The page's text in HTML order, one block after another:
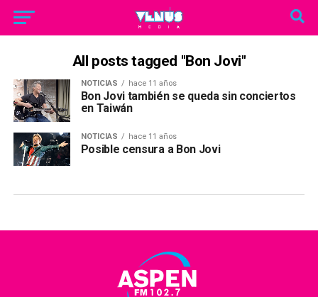
All posts tagged "Bon Jovi"
NOTICIAS hace 11 años
Bon Jovi también se queda sin conciertos
en Taiwán
NOTICIAS hace 11 años
Posible censura a Bon Jovi